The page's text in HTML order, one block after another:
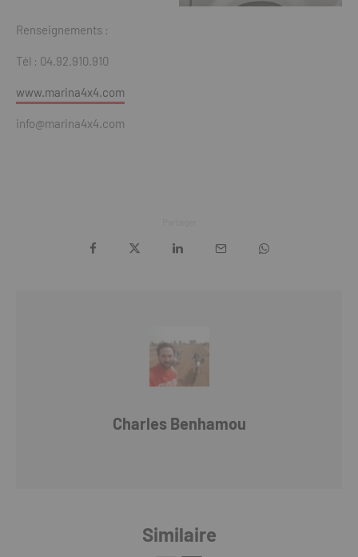
Renseignements :
Tél : 04.92.910.910
www.marina4x4.com
info@marina4x4.com
Charles Benhamou
Similaire